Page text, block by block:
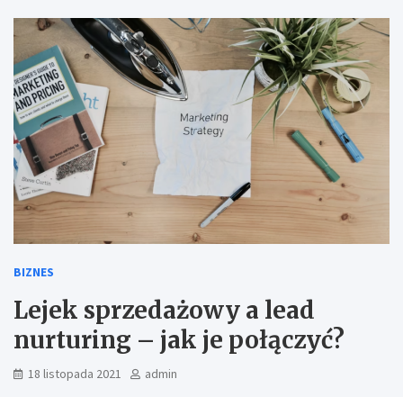
BIZNES
Lejek sprzedażowy a lead
nurturing – jak je połączyć?
18 listopada 2021 admin